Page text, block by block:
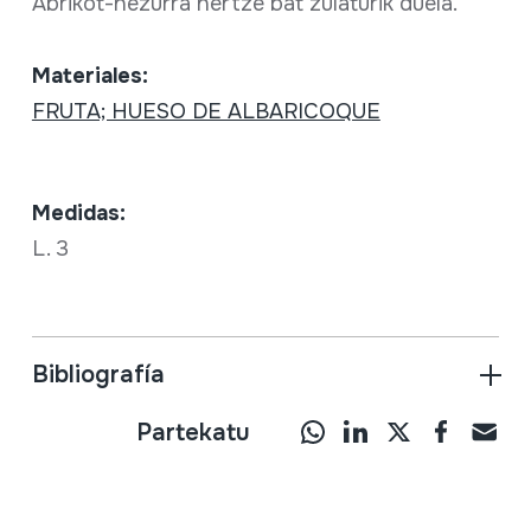
Materiales:
FRUTA; HUESO DE ALBARICOQUE
Medidas:
L. 3
Bibliografía
Partekatu